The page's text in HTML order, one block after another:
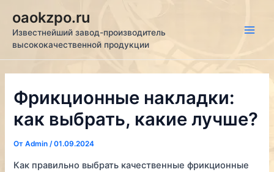
содержимому
oaokzpo.ru
Известнейший завод-производитель
высококачественной продукции
Фрикционные накладки:
как выбрать, какие лучше?
ОтAdmin/01.09.2024
Как правильно выбрать качественные фрикционные